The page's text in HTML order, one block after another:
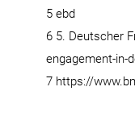
5 ebd
6 5. Deutscher
engagement-in-
7 https://